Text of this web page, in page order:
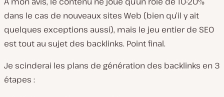
dans le cas de nouveaux sites Web (bien qu’il y ait
quelques exceptions aussi), mais le jeu entier de SEO
est tout au sujet des backlinks. Point final.
Je scinderai les plans de génération des backlinks en 3
étapes :